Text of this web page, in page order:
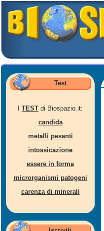
Test
TEST di Biospazio.it:
candida
metalli pesanti
intossicazione
essere in forma
microrganismi patogeni
carenza di minerali